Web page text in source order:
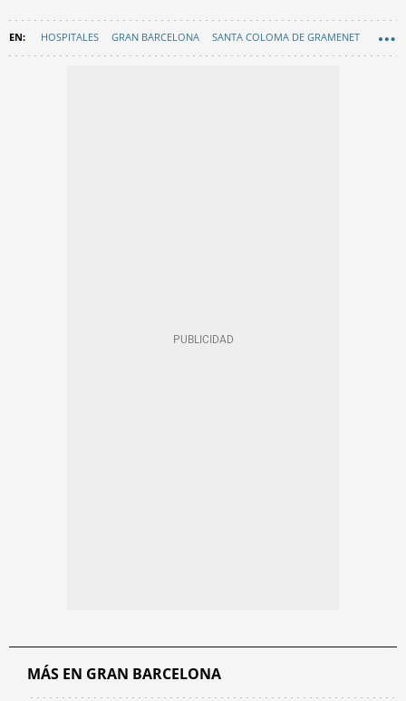
HOSPITALES GRAN BARCELONA SANTA COLOMA DE GRAMENET
MÁS EN GRAN BARCELONA